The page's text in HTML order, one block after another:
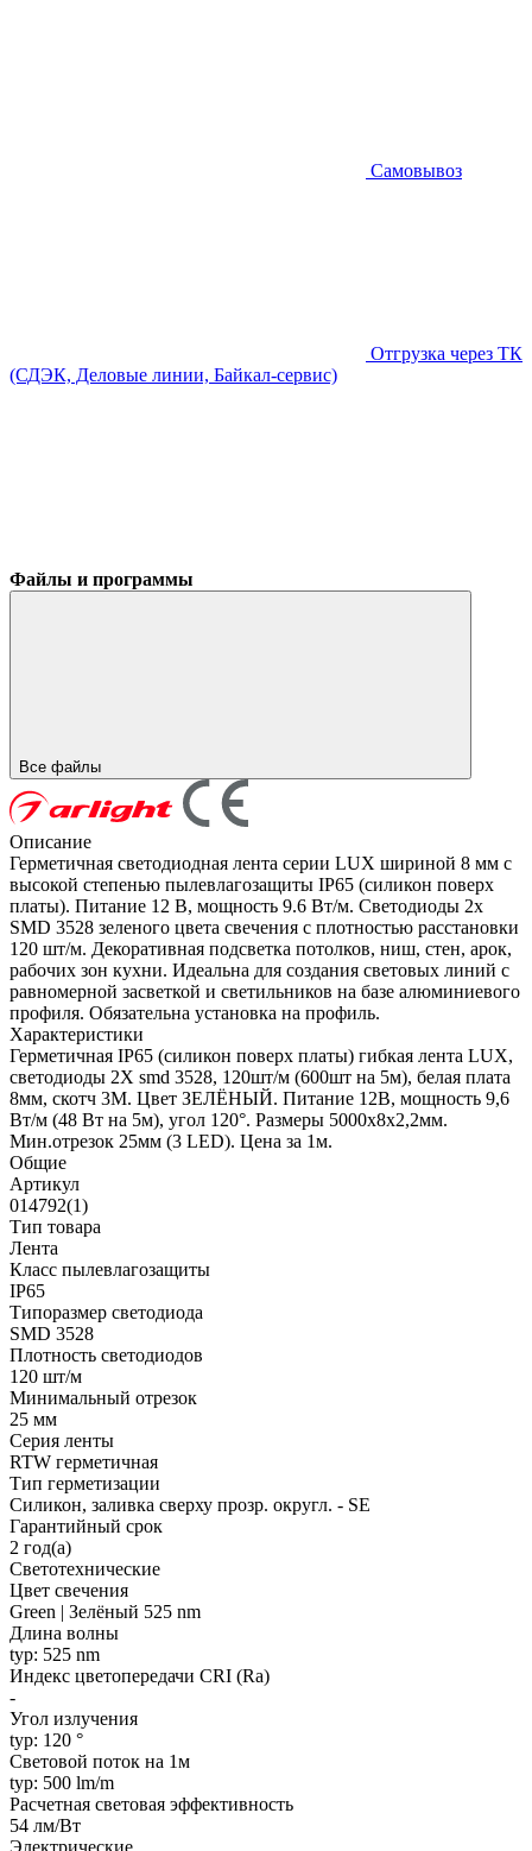
Самовывоз
Отгрузка через ТК
(СДЭК, Деловые линии, Байкал-сервис)
Файлы и программы
Все файлы
Описание
Герметичная светодиодная лента серии LUX шириной 8 мм с
высокой степенью пылевлагозащиты IP65 (силикон поверх
платы). Питание 12 В, мощность 9.6 Вт/м. Светодиоды 2х
SMD 3528 зеленого цвета свечения с плотностью расстановки
120 шт/м. Декоративная подсветка потолков, ниш, стен, арок,
рабочих зон кухни. Идеальна для создания световых линий с
равномерной засветкой и светильников на базе алюминиевого
профиля. Обязательна установка на профиль.
Характеристики
Герметичная IP65 (силикон поверх платы) гибкая лента LUX,
светодиоды 2X smd 3528, 120шт/м (600шт на 5м), белая плата
8мм, скотч 3М. Цвет ЗЕЛЁНЫЙ. Питание 12В, мощность 9,6
Вт/м (48 Вт на 5м), угол 120°. Размеры 5000х8х2,2мм.
Мин.отрезок 25мм (3 LED). Цена за 1м.
Общие
Артикул
014792(1)
Тип товара
Лента
Класс пылевлагозащиты
IP65
Типоразмер светодиода
SMD 3528
Плотность светодиодов
120 шт/м
Минимальный отрезок
25 мм
Серия ленты
RTW герметичная
Тип герметизации
Силикон, заливка сверху прозр. округл. - SE
Гарантийный срок
2 год(а)
Светотехнические
Цвет свечения
Green | Зелёный 525 nm
Длина волны
typ: 525 nm
Индекс цветопередачи CRI (Ra)
-
Угол излучения
typ: 120 °
Световой поток на 1м
typ: 500 lm/m
Расчетная световая эффективность
54 лм/Вт